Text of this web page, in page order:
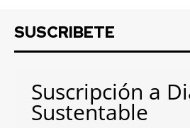
SUSCRIBETE
Suscripción a
Sustentable